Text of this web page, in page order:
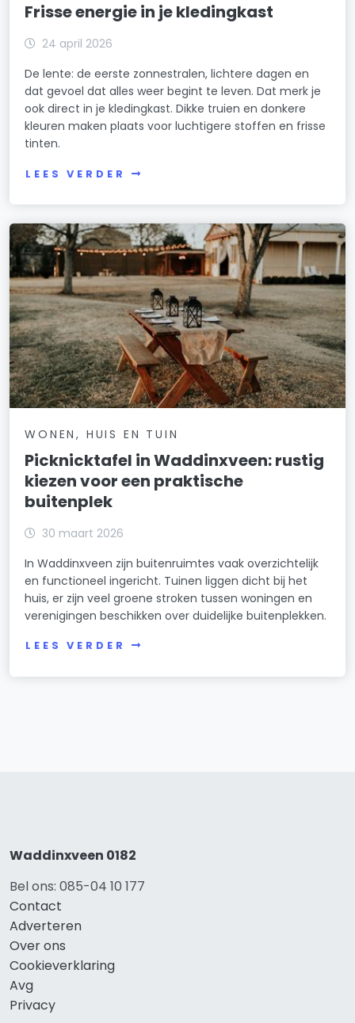
Frisse energie in je kledingkast
24 april 2026
De lente: de eerste zonnestralen, lichtere dagen en
dat gevoel dat alles weer begint te leven. Dat merk je
ook direct in je kledingkast. Dikke truien en donkere
kleuren maken plaats voor luchtigere stoffen en frisse
tinten.
LEES VERDER
WONEN, HUIS EN TUIN
Picknicktafel in Waddinxveen: rustig
kiezen voor een praktische
buitenplek
30 maart 2026
In Waddinxveen zijn buitenruimtes vaak overzichtelijk
en functioneel ingericht. Tuinen liggen dicht bij het
huis, er zijn veel groene stroken tussen woningen en
verenigingen beschikken over duidelijke buitenplekken.
LEES VERDER
Waddinxveen 0182
Bel ons: 085-04 10 177
Contact
Adverteren
Over ons
Cookieverklaring
Avg
Privacy